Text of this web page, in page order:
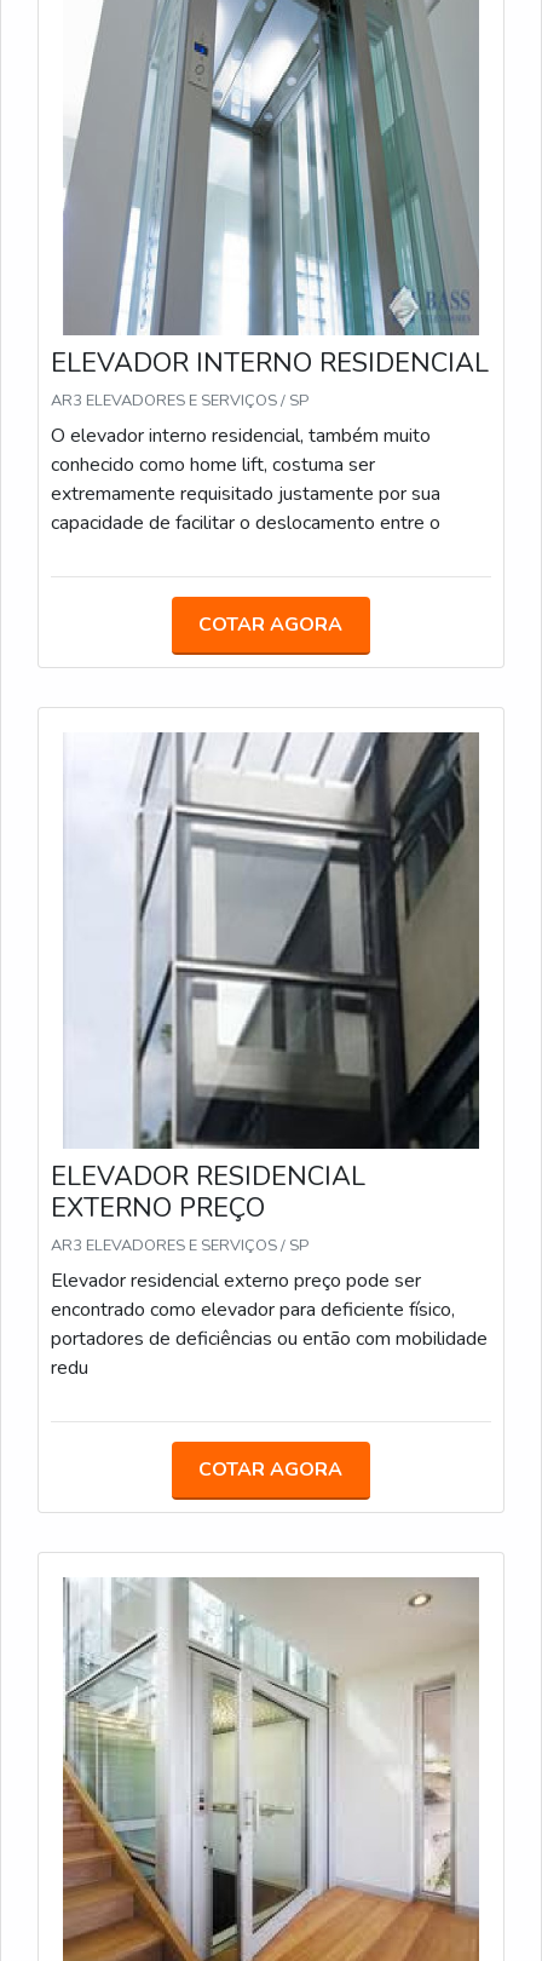
ELEVADOR INTERNO RESIDENCIAL
AR3 ELEVADORES E SERVIÇOS / SP
O elevador interno residencial, também muito
conhecido como home lift, costuma ser
extremamente requisitado justamente por sua
capacidade de facilitar o deslocamento entre o
COTAR AGORA
ELEVADOR RESIDENCIAL
EXTERNO PREÇO
AR3 ELEVADORES E SERVIÇOS / SP
Elevador residencial externo preço pode ser
encontrado como elevador para deficiente físico,
portadores de deficiências ou então com mobilidade
redu
COTAR AGORA